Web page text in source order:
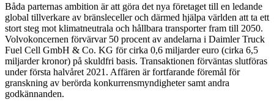
Båda parternas ambition är att göra det nya företaget till en ledande
global tillverkare av bränsleceller och därmed hjälpa världen att ta ett
stort steg mot klimatneutrala och hållbara transporter fram till 2050.
Volvokoncernen förvärvar 50 procent av andelarna i Daimler Truck
Fuel Cell GmbH & Co. KG för cirka 0,6 miljarder euro (cirka 6,5
miljarder kronor) på skuldfri basis. Transaktionen förväntas slutföras
under första halvåret 2021. Affären är fortfarande föremål för
granskning av berörda konkurrensmyndigheter samt andra
godkännanden.